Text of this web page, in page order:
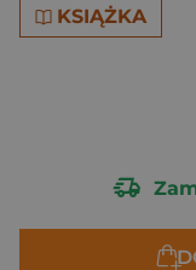
KSIĄŻKA